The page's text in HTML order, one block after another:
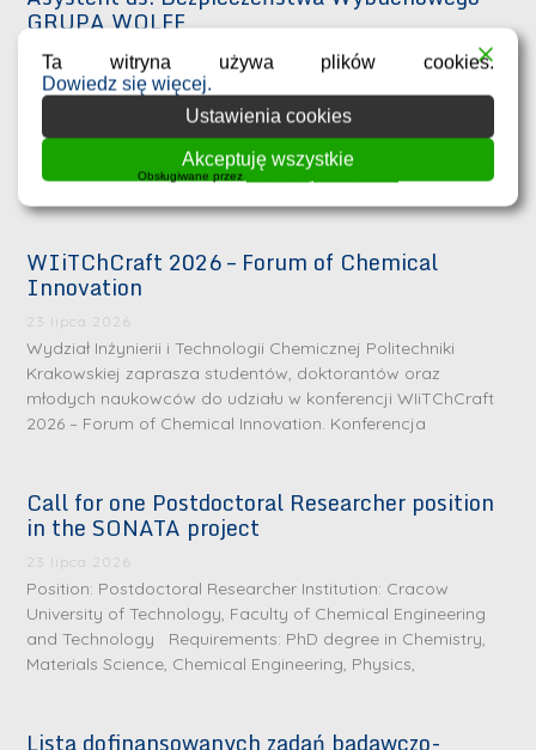
GRUPA WOLFF
29 lipca 2026
Do naszego Działu Analiz Technicznych i
Szkoleń poszukujemy osoby, która chce rozwijać się w
obszarze bezpieczeństwa wybuchowego i procesowego
oraz zdobywać doświadczenie przy realizacji projektów dla
klientów
WIiTChCraft 2026 – Forum of Chemical
Innovation
23 lipca 2026
Wydział Inżynierii i Technologii Chemicznej Politechniki
Krakowskiej zaprasza studentów, doktorantów oraz
młodych naukowców do udziału w konferencji WIiTChCraft
2026 – Forum of Chemical Innovation. Konferencja
Call for one Postdoctoral Researcher position
in the SONATA project
23 lipca 2026
Position: Postdoctoral Researcher Institution: Cracow
University of Technology, Faculty of Chemical Engineering
and Technology Requirements: PhD degree in Chemistry,
Materials Science, Chemical Engineering, Physics,
Ta witryna używa plików cookies.
Dowiedz się więcej.
Ustawienia cookies
Akceptuję wszystkie
Obsługiwane przez WPLP Compliance Platform